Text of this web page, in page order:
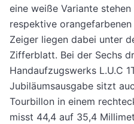
eine weiße Variante
respektive
Zeiger liegen dabei unter
Zifferblatt. Bei der Sechs
Handaufzugswerks L.U.C
Jubiläumsausgabe sitzt
Tourbillon in einem
misst 44,4 auf 35,4